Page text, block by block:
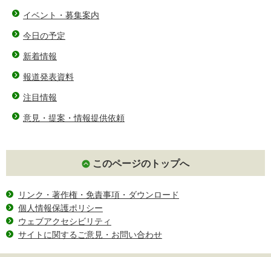
イベント・募集案内
今日の予定
新着情報
報道発表資料
注目情報
意見・提案・情報提供依頼
このページのトップへ
リンク・著作権・免責事項・ダウンロード
個人情報保護ポリシー
ウェブアクセシビリティ
サイトに関するご意見・お問い合わせ